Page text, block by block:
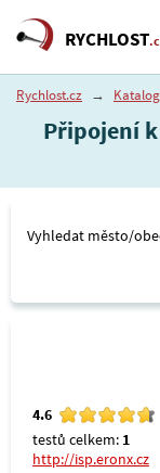
RYCHLOST
Rychlost.cz →
Připojení
Vyhledat město/
4.6
testů celkem: 1
http://isp.eronx.cz